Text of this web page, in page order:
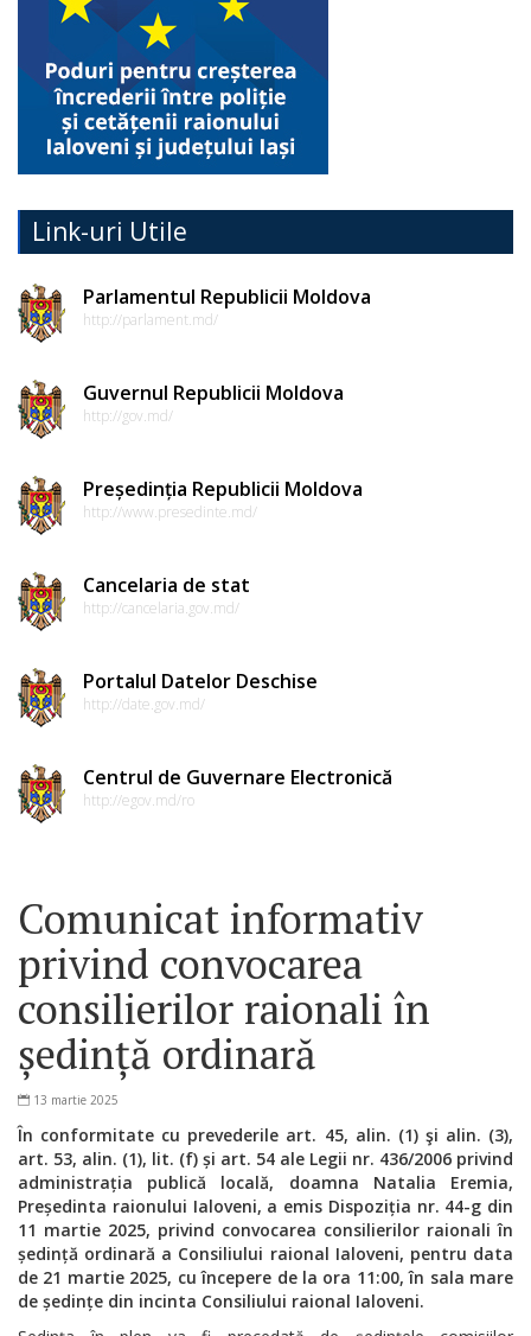
Link-uri Utile
Parlamentul Republicii Moldova
http://parlament.md/
Guvernul Republicii Moldova
http://gov.md/
Președinția Republicii Moldova
http://www.presedinte.md/
Cancelaria de stat
http://cancelaria.gov.md/
Portalul Datelor Deschise
http://date.gov.md/
Centrul de Guvernare Electronică
http://egov.md/ro
Comunicat informativ
privind convocarea
consilierilor raionali în
ședință ordinară
13 martie 2025
În conformitate cu prevederile art. 45, alin. (1) şi alin. (3),
art. 53, alin. (1), lit. (f) și art. 54 ale Legii nr. 436/2006 privind
administrația publică locală, doamna Natalia Eremia,
Președinta raionului Ialoveni, a emis Dispoziția nr. 44-g din
11 martie 2025, privind convocarea consilierilor raionali în
ședință ordinară a Consiliului raional Ialoveni, pentru data
de 21 martie 2025, cu începere de la ora 11:00, în sala mare
de ședințe din incinta Consiliului raional Ialoveni.